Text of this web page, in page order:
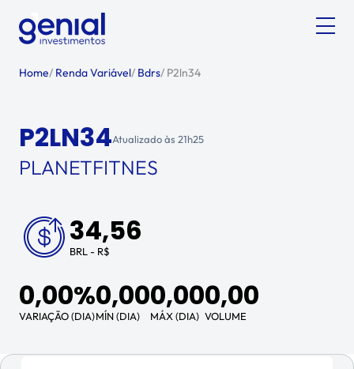
Home/ Renda Variável/ Bdrs/ P2ln34
P2LN34Atualizado às 21h25
PLANETFITNES
34,56
BRL - R$
0,00%
VARIAÇÃO (DIA)
0,00
MÍN (DIA)
0,00
MÁX (DIA)
0,00
VOLUME